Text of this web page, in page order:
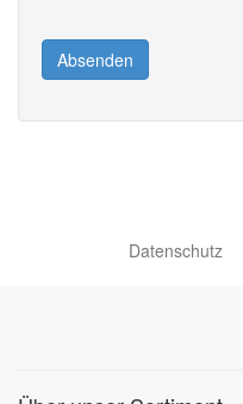
Absenden
Datenschutz